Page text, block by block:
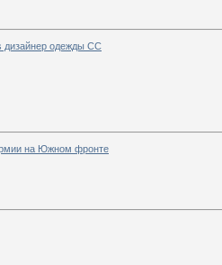
дизайнер одежды СС
на Южном фронте